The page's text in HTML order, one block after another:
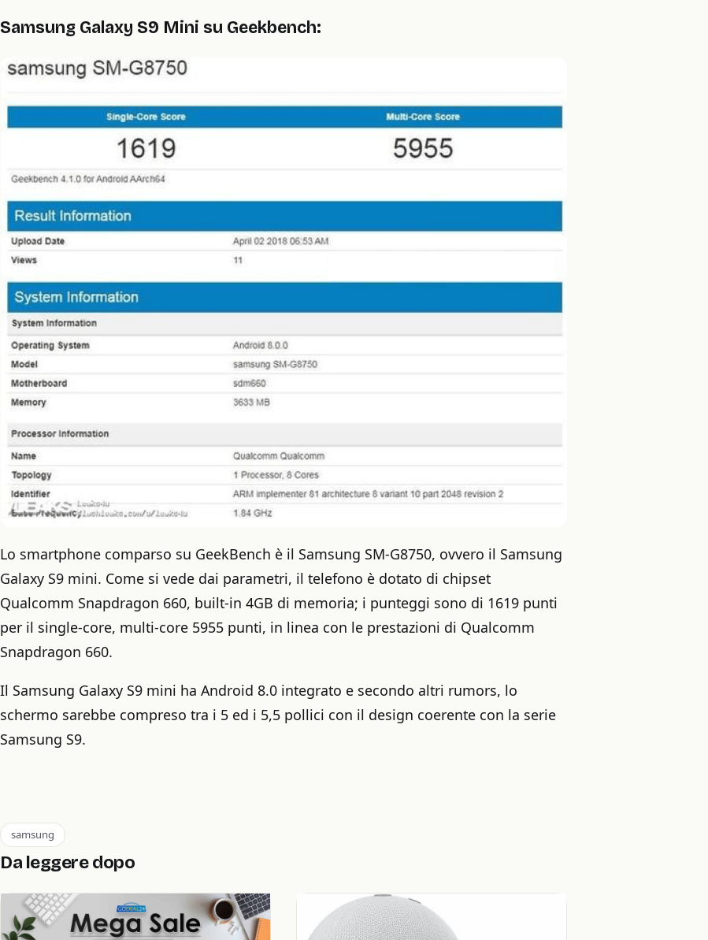
Samsung Galaxy S9 Mini su Geekbench:
Lo smartphone comparso su GeekBench è il Samsung SM-G8750, ovvero il Samsung
Galaxy S9 mini. Come si vede dai parametri, il telefono è dotato di chipset
Qualcomm Snapdragon 660, built-in 4GB di memoria; i punteggi sono di 1619 punti
per il single-core, multi-core 5955 punti, in linea con le prestazioni di Qualcomm
Snapdragon 660.
Il Samsung Galaxy S9 mini ha Android 8.0 integrato e secondo altri rumors, lo
schermo sarebbe compreso tra i 5 ed i 5,5 pollici con il design coerente con la serie
Samsung S9.
samsung
Da leggere dopo